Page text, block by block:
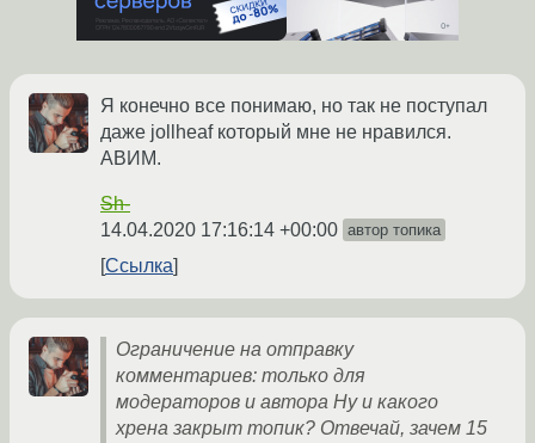
Я конечно все понимаю, но так не поступал
даже jollheaf который мне не нравился.
АВИМ.
Sh-
14.04.2020 17:16:14 +00:00 автор топика
Ссылка
Ограничение на отправку
комментариев: только для
модераторов и автора Ну и какого
хрена закрыт топик? Отвечай, зачем 15